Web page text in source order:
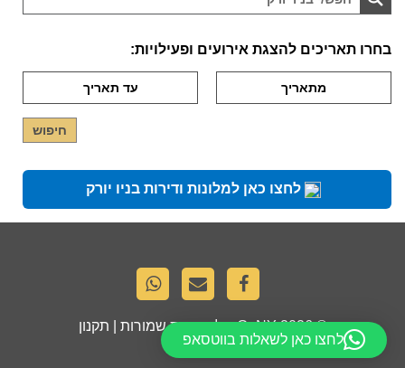
בחרו תאריכים להצגת אירועים ופעילויות:
לחצו כאן למלונות ודירות בניו יורק
© 2026
GoNY. כל הזכויות שמורות | תקנון
לחצו כאן לשאלות בווטסאפ